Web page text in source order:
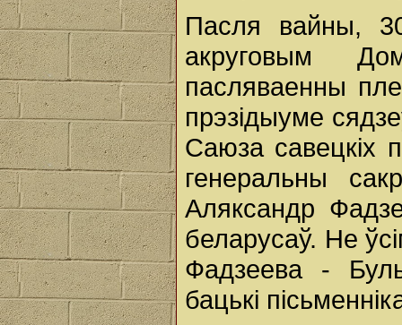
Пасля вайны,
акруговым
пасляваенны
прэзідыуме
Саюза савецкіх
генеральны
Аляксандр
беларусаў. Не
Фадзеева -
бацькі